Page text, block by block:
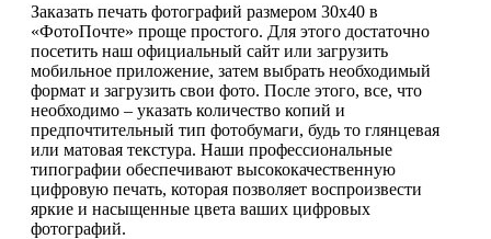
Заказать печать фотографий размером 30х40 в
«ФотоПочте» проще простого. Для этого достаточно
посетить наш официальный сайт или загрузить
мобильное приложение, затем выбрать необходимый
формат и загрузить свои фото. После этого, все, что
необходимо – указать количество копий и
предпочтительный тип фотобумаги, будь то глянцевая
или матовая текстура. Наши профессиональные
типографии обеспечивают высококачественную
цифровую печать, которая позволяет воспроизвести
яркие и насыщенные цвета ваших цифровых
фотографий.